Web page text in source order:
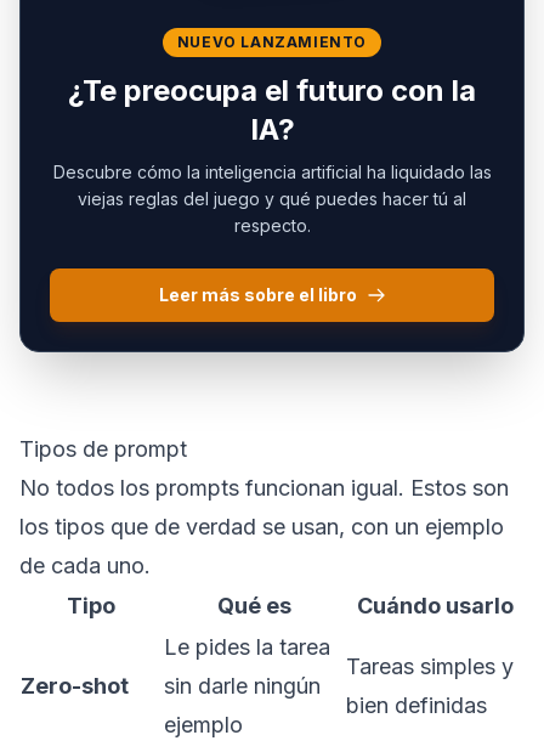
NUEVO LANZAMIENTO
¿Te preocupa el futuro con la
IA?
Descubre cómo la inteligencia artificial ha liquidado las
viejas reglas del juego y qué puedes hacer tú al
respecto.
Leer más sobre el libro
Tipos de prompt
No todos los prompts funcionan igual. Estos son
los tipos que de verdad se usan, con un ejemplo
de cada uno.
Tipo
Qué es Cuándo usarlo
Zero-shot
Le pides la tarea
sin darle ningún
ejemplo
Tareas simples y
bien definidas